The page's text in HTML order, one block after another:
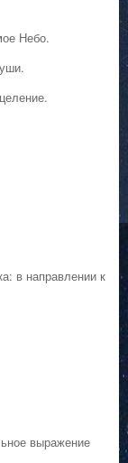
Небо.
в направлении к
выражение